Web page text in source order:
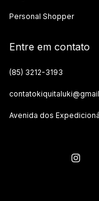
Personal Shopper
Entre em contato
(85) 3212-3193
Avenida dos